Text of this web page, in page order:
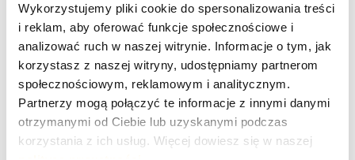
Wykorzystujemy pliki cookie do spersonalizowania treści
i reklam, aby oferować funkcje społecznościowe i
analizować ruch w naszej witrynie. Informacje o tym, jak
korzystasz z naszej witryny, udostępniamy partnerom
społecznościowym, reklamowym i analitycznym.
Partnerzy mogą połączyć te informacje z innymi danymi
otrzymanymi od Ciebie lub uzyskanymi podczas
korzystania z ich usług. Więcej dowiesz się w naszej
Smartney – opinie i recenzja
Santander kredyt gotówkowy